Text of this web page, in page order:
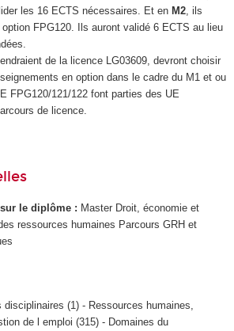
les 16 ECTS nécessaires. Et en M2, ils
option FPG120. Ils auront validé 6 ECTS au lieu
de la licence LG03609, devront choisir
en option dans le cadre du M1 et ou
FPG120/121/122 font parties des UE
de licence.
le diplôme : Master Droit, économie et
ressources humaines Parcours GRH et
disciplinaires (1) - Ressources humaines,
de l emploi (315) - Domaines du